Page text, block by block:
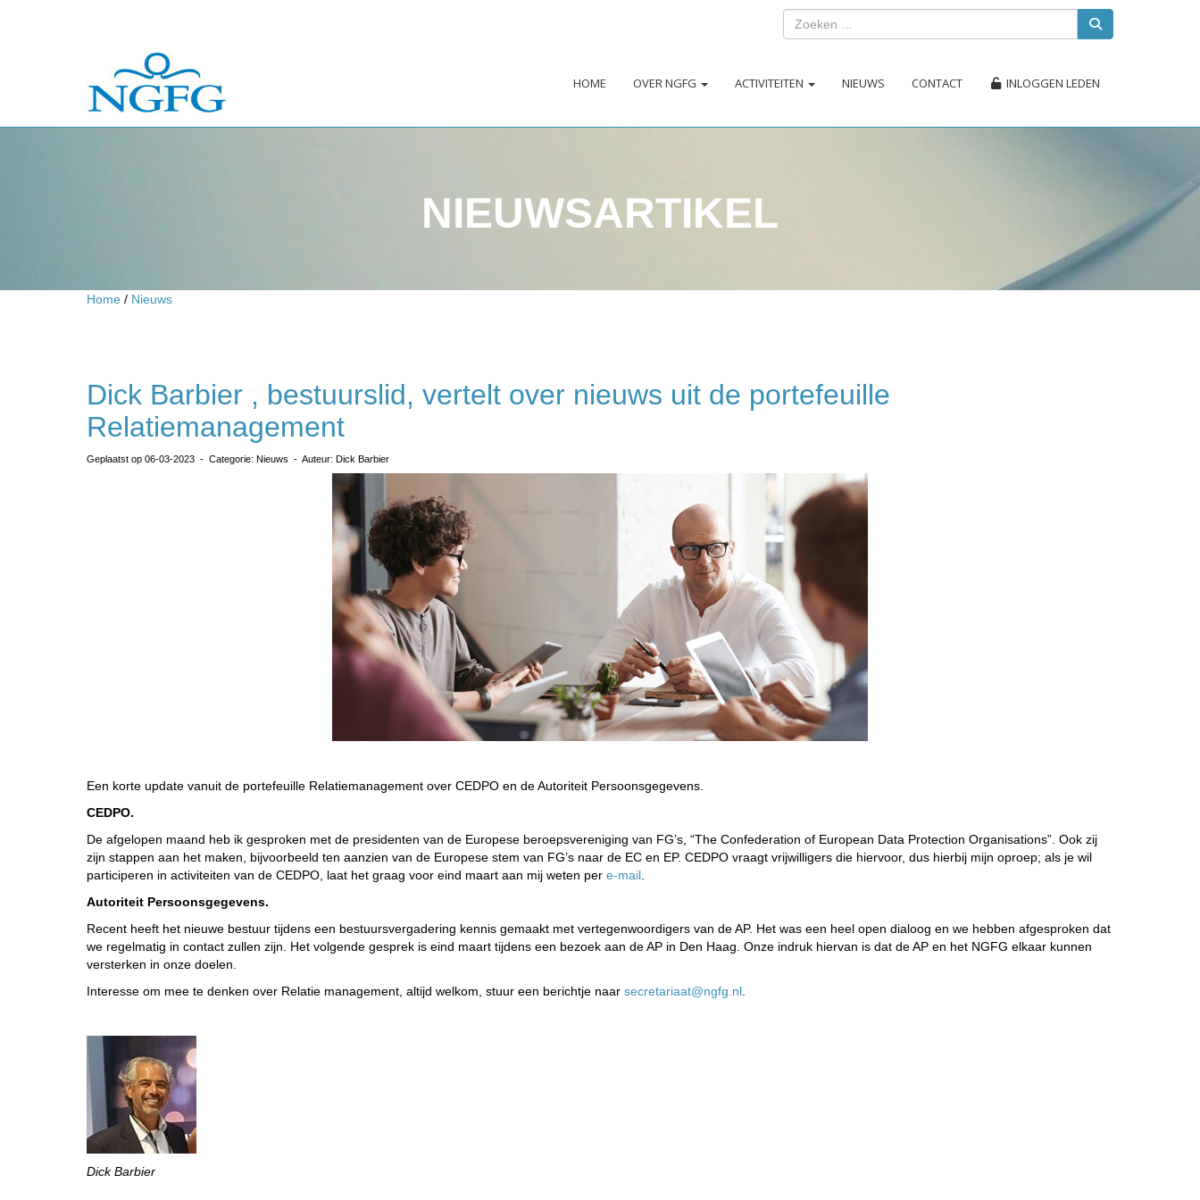
HOME OVER NGFG ACTIVITEITEN NIEUWS CONTACT INLOGGEN LEDEN
NIEUWSARTIKEL
Home / Nieuws
Dick Barbier , bestuurslid, vertelt over nieuws uit de portefeuille
Relatiemanagement
Geplaatst op 06-03-2023 - Categorie: Nieuws - Auteur: Dick Barbier
Een korte update vanuit de portefeuille Relatiemanagement over CEDPO en de Autoriteit Persoonsgegevens.
CEDPO.
De afgelopen maand heb ik gesproken met de presidenten van de Europese beroepsvereniging van FG’s, “The Confederation of European Data Protection Organisations”. Ook zij
zijn stappen aan het maken, bijvoorbeeld ten aanzien van de Europese stem van FG’s naar de EC en EP. CEDPO vraagt vrijwilligers die hiervoor, dus hierbij mijn oproep; als je wil
participeren in activiteiten van de CEDPO, laat het graag voor eind maart aan mij weten per e-mail
Autoriteit Persoonsgegevens.
Recent heeft het nieuwe bestuur tijdens een bestuursvergadering kennis gemaakt met vertegenwoordigers van de AP. Het was een heel open dialoog en we hebben afgesproken dat
we regelmatig in contact zullen zijn. Het volgende gesprek is eind maart tijdens een bezoek aan de AP in Den Haag. Onze indruk hiervan is dat de AP en het NGFG elkaar kunnen
versterken in onze doelen.
Interesse om mee te denken over Relatie management, altijd welkom, stuur een berichtje naar taairaterces@ngfg.nl
Dick Barbier